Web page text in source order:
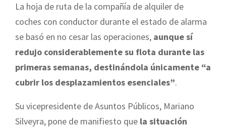
La hoja de ruta de la compañía de alquiler de
coches con conductor durante el estado de alarma
se basó en no cesar las operaciones, aunque sí
redujo considerablemente su flota durante las
primeras semanas, destinándola únicamente “a
cubrir los desplazamientos esenciales”.
Su vicepresidente de Asuntos Públicos, Mariano
Silveyra, pone de manifiesto que la situación